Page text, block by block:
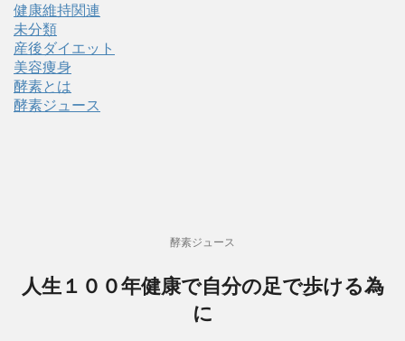
健康維持関連
未分類
産後ダイエット
美容痩身
酵素とは
酵素ジュース
酵素ジュース
人生１００年健康で自分の足で歩ける為
に